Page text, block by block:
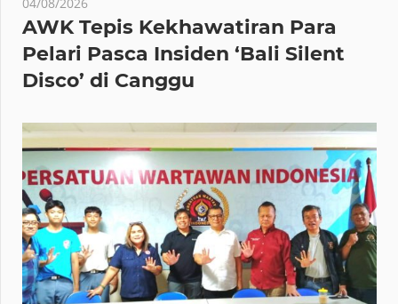
AWK Tepis Kekhawatiran Para
Pelari Pasca Insiden ‘Bali Silent
Disco’ di Canggu